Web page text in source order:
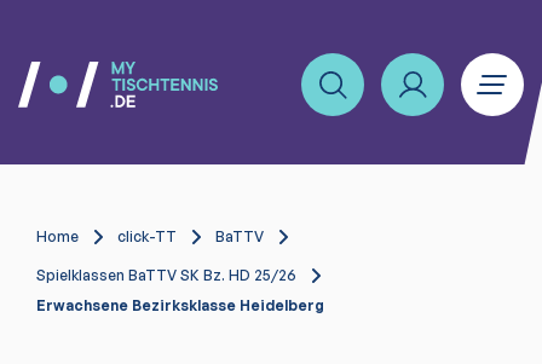
Home click-TT BaTTV
Spielklassen BaTTV SK Bz. HD 25/26
Erwachsene Bezirksklasse Heidelberg